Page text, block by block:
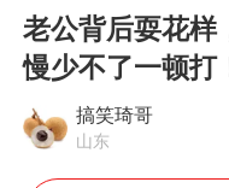
老公背后耍花样
慢少不了一顿打
搞笑琦哥
山东